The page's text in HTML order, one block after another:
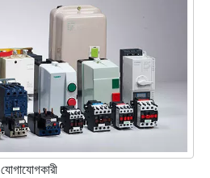
যোগাযোগকারী